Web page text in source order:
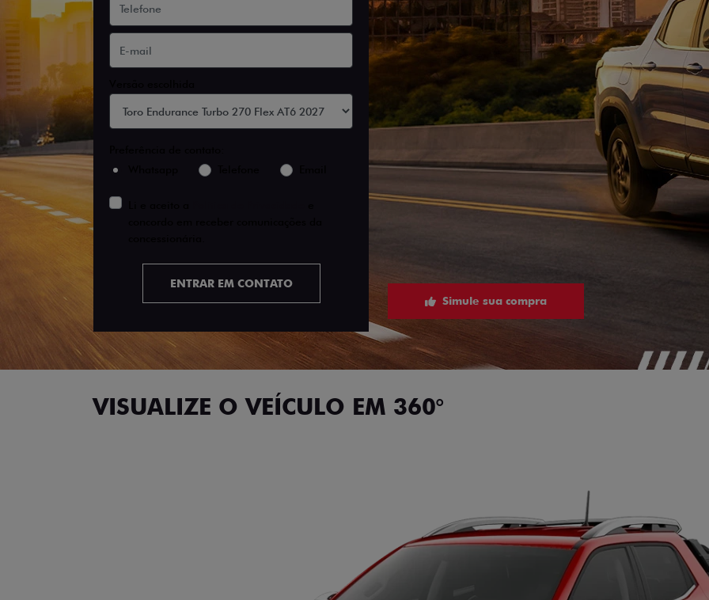
ENTRAR EM CONTATO
Simule sua compra
VISUALIZE O VEÍCULO EM 360°